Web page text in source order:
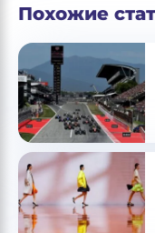
Похожие